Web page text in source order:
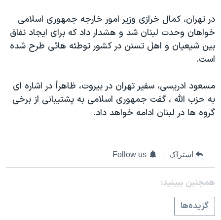
در تهران، کمال خرازی وزير امور خارجه جمهوری اسلامی
خواهان وحدت لبنان شد و هشدار داد که برای ايجاد نفاق
بين شيعيان و اهل تسنن در کشور توطئه هائی طرح شده
است.
مسعود ادريسی، سفير تهران در بيروت، ظاهرأ در اشاره ای
به حزب الله ، گفت جمهوری اسلامی به پشتيبانی از برخی
گروه ها در لبنان ادامه خواهد داد.
اشتراک Follow us
همچنبن ببینید:
گزيده‌ها